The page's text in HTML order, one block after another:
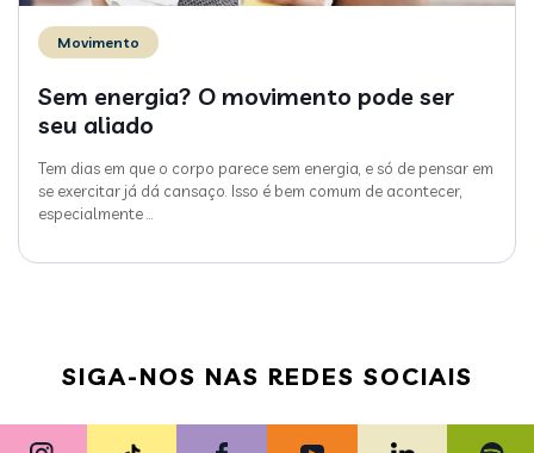
Movimento
Sem energia? O movimento pode ser
seu aliado
Tem dias em que o corpo parece sem energia, e só de pensar em
se exercitar já dá cansaço. Isso é bem comum de acontecer,
especialmente
SIGA-NOS NAS REDES SOCIAIS